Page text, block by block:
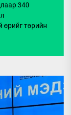
340
өрийг төрийн